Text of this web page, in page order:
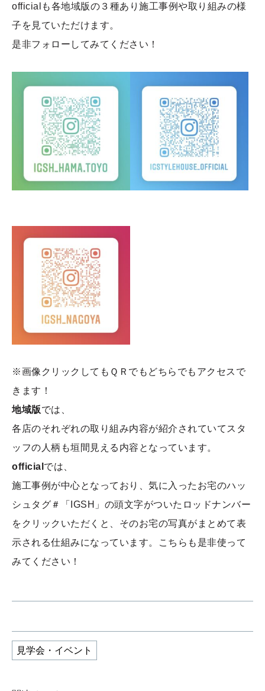
officialも各地域版の３種あり施工事例や取り組みの様
子を見ていただけます。
是非フォローしてみてください！
※画像クリックしてもＱＲでもどちらでもアクセスで
きます！
地域版では、
各店のそれぞれの取り組み内容が紹介されていてスタ
ッフの人柄も垣間見える内容となっています。
official では、
施工事例が中心となっており、気に入ったお宅のハッ
シュタグ＃「IGSH」の頭文字がついたロッドナンバー
をクリックいただくと、そのお宅の写真がまとめて表
示される仕組みになっています。こちらも是非使って
みてください！
見学会・イベント